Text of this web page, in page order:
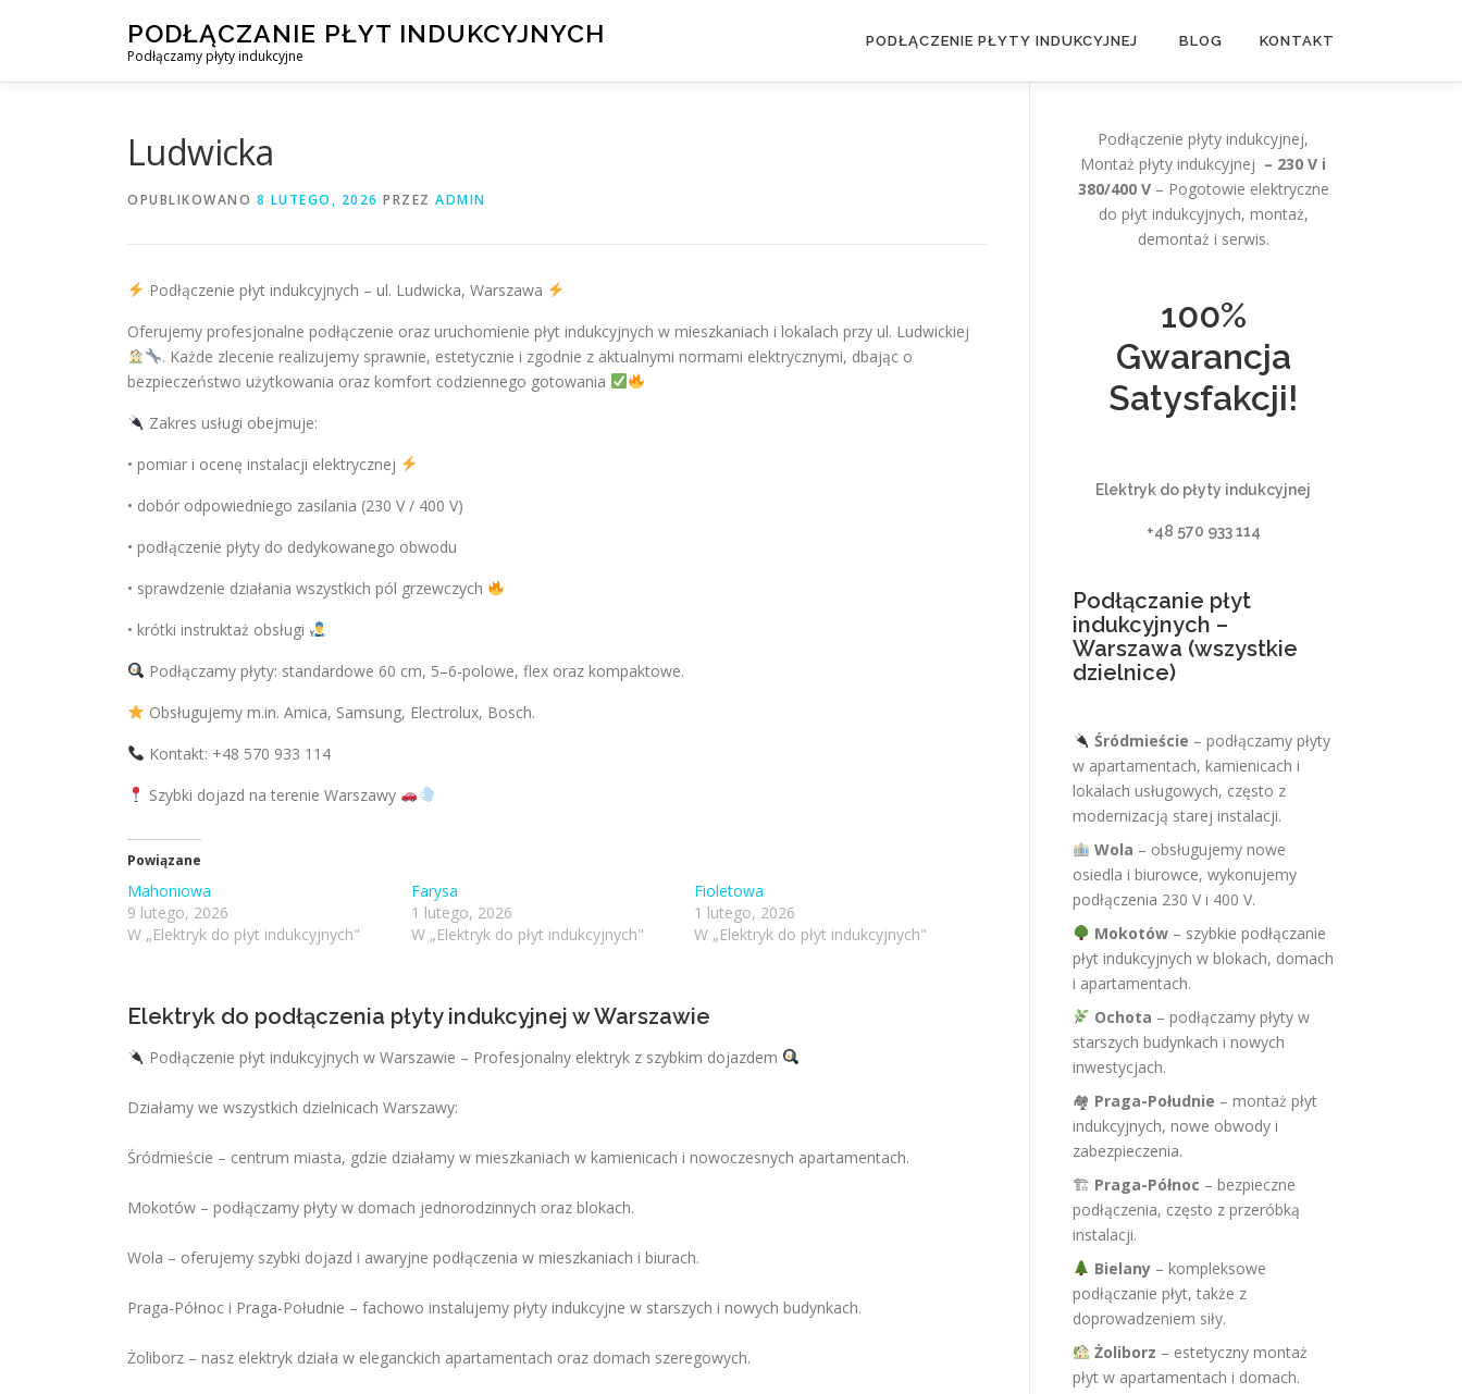
PODŁĄCZANIE PŁYT INDUKCYJNYCH
Podłączamy płyty indukcyjne
PODŁĄCZENIE PŁYTY INDUKCYJNEJ BLOG KONTAKT
Ludwicka
OPUBLIKOWANO 8 LUTEGO, 2026 PRZEZ ADMIN
Podłączenie płyt indukcyjnych – ul. Ludwicka, Warszawa
Oferujemy profesjonalne podłączenie oraz uruchomienie płyt indukcyjnych w mieszkaniach i lokalach przy ul. Ludwickiej
. Każde zlecenie realizujemy sprawnie, estetycznie i zgodnie z aktualnymi normami elektrycznymi, dbając o
bezpieczeństwo użytkowania oraz komfort codziennego gotowania
Zakres usługi obejmuje:
• pomiar i ocenę instalacji elektrycznej
• dobór odpowiedniego zasilania (230 V / 400 V)
• podłączenie płyty do dedykowanego obwodu
• sprawdzenie działania wszystkich pól grzewczych
• krótki instruktaż obsługi
Podłączamy płyty: standardowe 60 cm, 5–6-polowe, flex oraz kompaktowe.
Obsługujemy m.in. Amica, Samsung, Electrolux, Bosch.
Kontakt: +48 570 933 114
Szybki dojazd na terenie Warszawy
Powiązane
Mahoniowa
9 lutego, 2026
W „Elektryk do płyt indukcyjnych"
Farysa
1 lutego, 2026
W „Elektryk do płyt indukcyjnych"
Fioletowa
1 lutego, 2026
W „Elektryk do płyt indukcyjnych"
Elektryk do podłączenia płyty indukcyjnej w Warszawie
Podłączenie płyt indukcyjnych w Warszawie – Profesjonalny elektryk z szybkim dojazdem
Działamy we wszystkich dzielnicach Warszawy:
Śródmieście – centrum miasta, gdzie działamy w mieszkaniach w kamienicach i nowoczesnych apartamentach.
Mokotów – podłączamy płyty w domach jednorodzinnych oraz blokach.
Wola – oferujemy szybki dojazd i awaryjne podłączenia w mieszkaniach i biurach.
Praga-Północ i Praga-Południe – fachowo instalujemy płyty indukcyjne w starszych i nowych budynkach.
Żoliborz – nasz elektryk działa w eleganckich apartamentach oraz domach szeregowych.
Podłączenie płyty indukcyjnej,
Montaż płyty indukcyjnej – 230 V i
380/400 V– Pogotowie elektryczne
do płyt indukcyjnych, montaż,
demontaż i serwis.
100%
Gwarancja
Satysfakcji!
Elektryk do płyty indukcyjnej
+48 570 933 114
Podłączanie płyt
indukcyjnych –
Warszawa (wszystkie
dzielnice)
Śródmieście – podłączamy płyty
w apartamentach, kamienicach i
lokalach usługowych, często z
modernizacją starej instalacji.
Wola – obsługujemy nowe
osiedla i biurowce, wykonujemy
podłączenia 230 V i 400 V.
Mokotów– szybkie podłączanie
płyt indukcyjnych w blokach, domach
i apartamentach.
Ochota – podłączamy płyty w
starszych budynkach i nowych
inwestycjach.
🏘 Praga-Południe – montaż płyt
indukcyjnych, nowe obwody i
zabezpieczenia.
🏗 Praga-Północ – bezpieczne
podłączenia, często z przeróbką
instalacji.
Bielany– kompleksowe
podłączanie płyt, także z
doprowadzeniem siły.
Żoliborz – estetyczny montaż
płyt w apartamentach i domach.